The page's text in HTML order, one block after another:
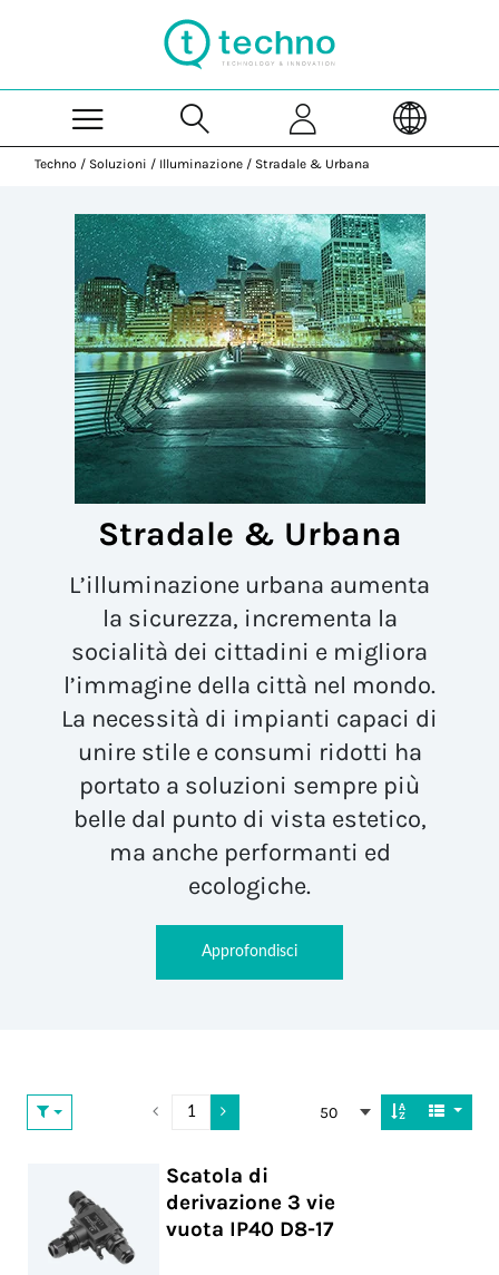
Techno / Soluzioni / Illuminazione / Stradale & Urbana
Stradale & Urbana
L’illuminazione urbana aumenta
la sicurezza, incrementa la
socialità dei cittadini e migliora
l’immagine della città nel mondo.
La necessità di impianti capaci di
unire stile e consumi ridotti ha
portato a soluzioni sempre più
belle dal punto di vista estetico,
ma anche performanti ed
ecologiche.
Approfondisci
50
Scatola di
derivazione 3 vie
vuota IP40 D8-17